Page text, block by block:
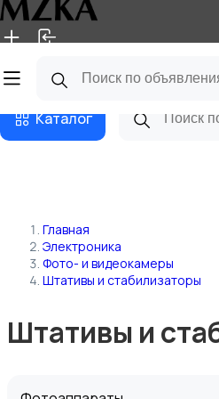
Главная Магазины
Каталог
Главная
Электроника
Фото- и видеокамеры
Штативы и стабилизаторы
Штативы и